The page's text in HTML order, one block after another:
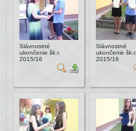
Slávnostné
ukončenie šk.r.
2015/16
Slávnostné
ukončenie šk.r.
2015/16